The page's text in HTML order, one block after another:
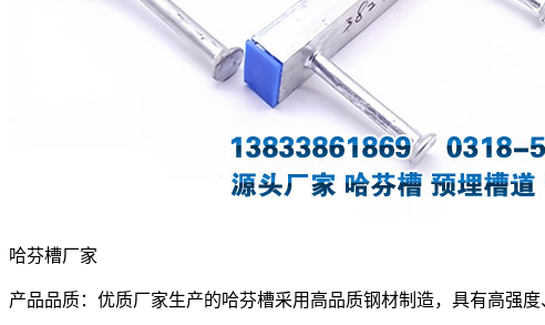
哈芬槽厂家
产品品质：优质厂家生产的哈芬槽采用高品质钢材制造，具有高强